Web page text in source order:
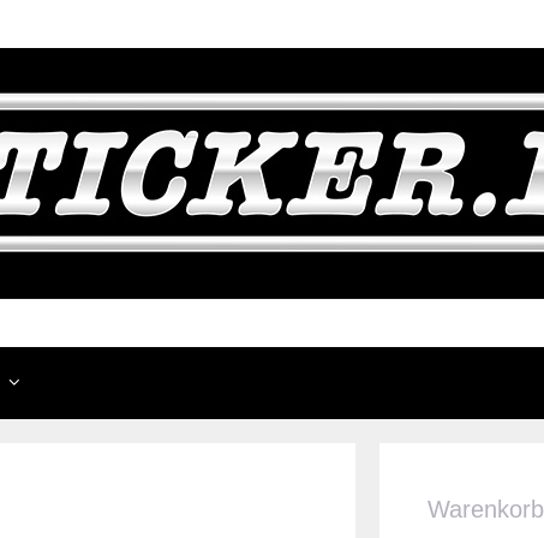
Warenkorb